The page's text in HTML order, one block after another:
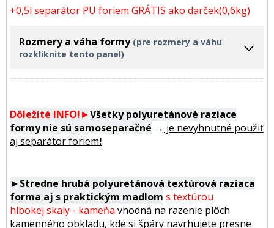
+0,5l separátor PU foriem GRÁTIS ako darček(0,6kg)
Rozmery a váha formy (pre rozmery a váhu
rozkliknite tento panel)
Dôležité INFO!►Všetky polyuretánové raziace
formy nie sú samoseparačné → je nevyhnutné použiť
aj separátor foriem!
►Stredne hrubá polyuretánová textúrová raziaca
forma aj s praktickým madlom s textúrou
hlbokej skaly - kameňa vhodná na razenie plôch
kamenného obkladu, kde si špáry navrhujete presne